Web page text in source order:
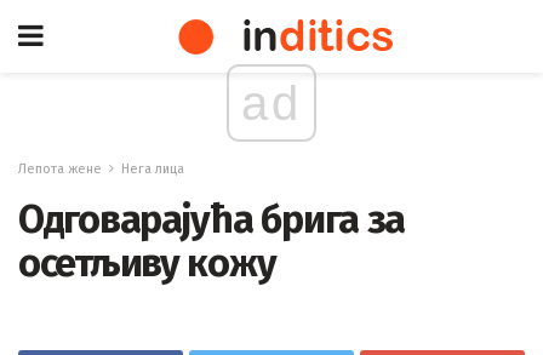
ad
Лепота жене Нега лица
Одговарајућа брига за
осетљиву кожу